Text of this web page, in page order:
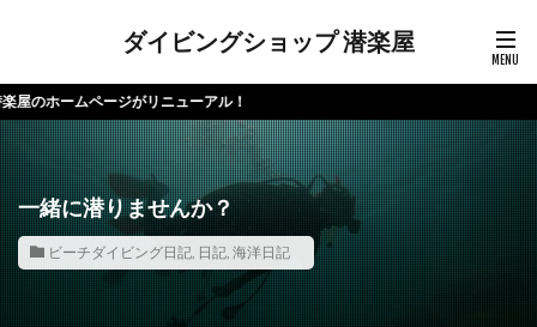
ダイビングショップ 潜楽屋
ムページがリニューアル！
一緒に潜りませんか？
ビーチダイビング日記, 日記, 海洋日記